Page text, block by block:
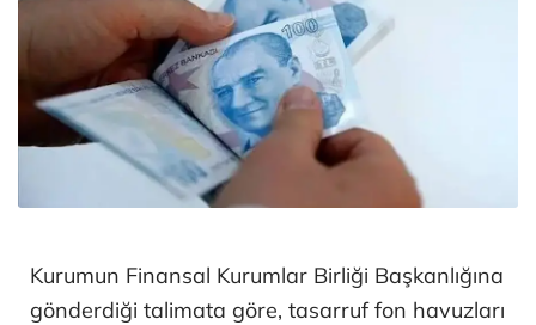
Kurumun Finansal Kurumlar Birliği Başkanlığına
gönderdiği talimata göre, tasarruf fon havuzları